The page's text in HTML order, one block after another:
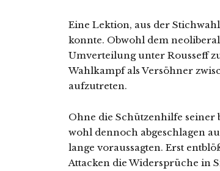
Eine Lektion, aus der
konnte. Obwohl dem
Umverteilung unter Rousseff
Wahlkampf als Versöhner
aufzutreten.
Ohne die Schützenhilfe
wohl dennoch abgeschlagen
lange voraussagten. Erst
Attacken die Widersprüche in